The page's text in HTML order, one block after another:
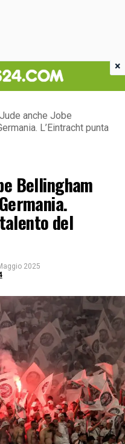
anche Jobe
L’Eintracht punta
Bellingham
del
2025
×